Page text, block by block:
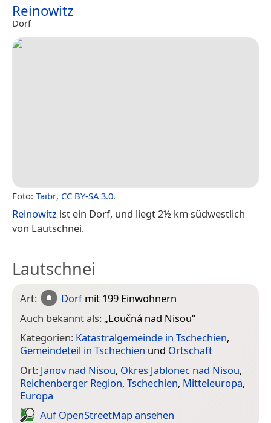
Reinowitz
Dorf
Foto: Taibr, CC BY-SA 3.0.
Reinowitz ist ein Dorf, und liegt 2½ km südwestlich
von Lautschnei.
Lautschnei
Art: Dorfmit 199 Einwohnern
Auch bekannt als: „Loučná nad Nisou“
Kategorien: Katastralgemeinde in Tschechien,
Gemeindeteil in Tschechien und Ortschaft
Ort: Janov nad Nisou, Okres Jablonec nad Nisou,
Reichenberger Region, Tschechien, Mitteleuropa,
Europa
Auf Open­Street­Map ansehen